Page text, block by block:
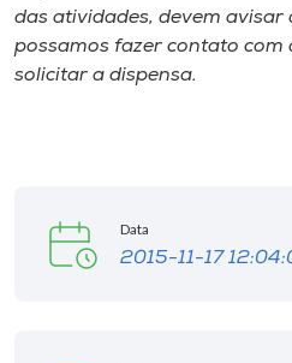
das atividades, devem avisar
possamos fazer contato com
solicitar a dispensa.
Data
2015-11-17